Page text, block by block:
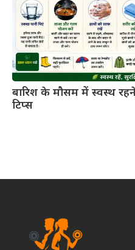
बारिश के मौसम में स्वस्थ
टिप्स